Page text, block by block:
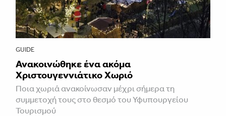
GUIDE
Ανακοινώθηκε ένα ακόμα
Χριστουγεννιάτικο Χωριό
Ποια χωριά ανακοίνωσαν μέχρι σήμερα τη
συμμετοχή τους στο θεσμό του Υφυπουργείου
Τουρισμού